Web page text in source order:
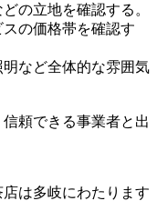
の立地を確認する。
の価格帯を確認す
など全体的な雰囲気
頼できる事業者と出
は多岐にわたります